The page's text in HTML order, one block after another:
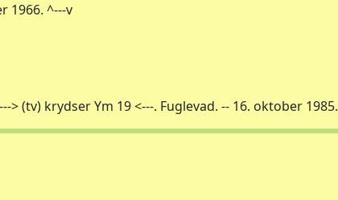
1966. ^---v
> (tv) krydser Ym 19 <---. Fuglevad. -- 16. oktober 1985.